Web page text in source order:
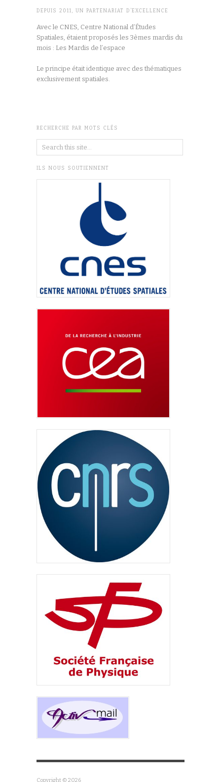
DEPUIS 2011, UN PARTENARIAT D’EXCELLENCE
Avec le CNES, Centre National d’Études
Spatiales, étaient proposés les 3èmes mardis du
mois : Les Mardis de l’espace
Le principe était identique avec des thématiques
exclusivement spatiales.
RECHERCHE PAR MOTS CLÉS
ILS NOUS SOUTIENNENT
Copyright © 2026